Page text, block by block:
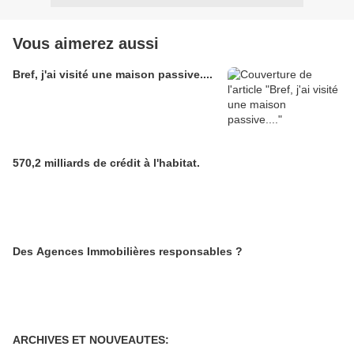
Vous aimerez aussi
Bref, j'ai visité une maison passive....
570,2 milliards de crédit à l'habitat.
Des Agences Immobilières responsables ?
ARCHIVES ET NOUVEAUTES: